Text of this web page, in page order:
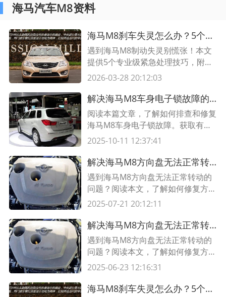
海马汽车M8资料
海马M8刹车失灵怎么办？5个紧急处理技巧+预防措施全解析
遇到海马M8制动失灵别慌张！本文
提供5个专业级紧急处理技巧，附故
障原因分析和日常预防指南，关键时
2026-03-28 20:12:03
解决海马M8车身电子锁故障的有效方法
阅读本篇文章，了解如何排查和修复
海马M8车身电子锁故障。获取有关
排查故障并修复问题的实用信息。
2025-10-11 12:37:41
解决海马M8方向盘无法正常转动的方法，修复方向盘故障
遇到海马M8方向盘无法正常转动的
问题？阅读本文，了解如何修复方向
盘故障，让您的车辆恢复正常操作。
助您解决这一问题。
2025-07-21 20:12:11
解决海马M8方向盘无法正常转动的方法，修复方向盘故障
遇到海马M8方向盘无法正常转动的
问题？阅读本文，了解如何修复方向
盘故障，让您的车辆恢复正常操作。
助您解决这一问题。
2025-06-23 12:16:31
海马M8刹车失灵怎么办？5个紧急处理技巧+预防措施全解析